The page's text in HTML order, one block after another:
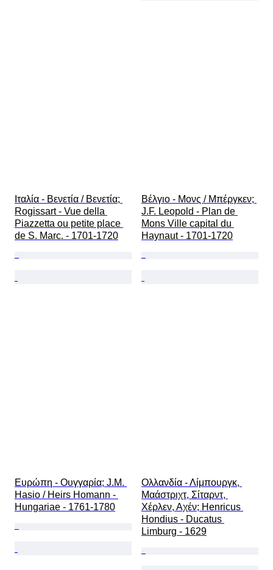
Ιταλία - Βενετία / Βενετία;
Rogissart - Vue della
Piazzetta ou petite place
de S. Marc. - 1701-1720
Βέλγιο - Μονς / Μπέργκεν;
J.F. Leopold - Plan de
Mons Ville capital du
Haynaut - 1701-1720
Ευρώπη - Ουγγαρία; J.M.
Hasio / Heirs Homann -
Hungariae - 1761-1780
Ολλανδία - Λίμπουργκ,
Μαάστριχτ, Σίταρντ,
Χέρλεν, Αχέν; Henricus
Hondius - Ducatus
Limburg - 1629